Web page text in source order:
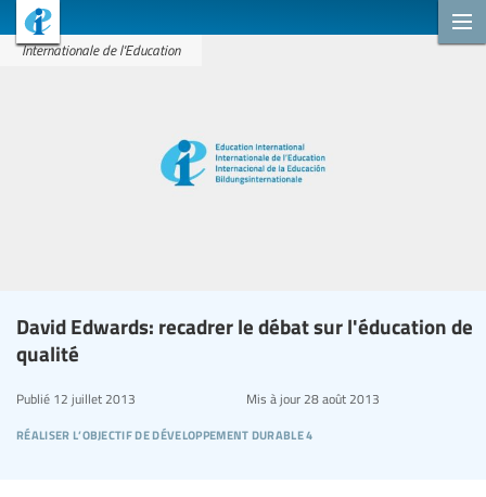
Internationale de l'Education
David Edwards: recadrer le débat sur l'éducation de
qualité
réaliser l’objectif de développement durable 4
Publié 12 juillet 2013 Mis à jour28 août 2013